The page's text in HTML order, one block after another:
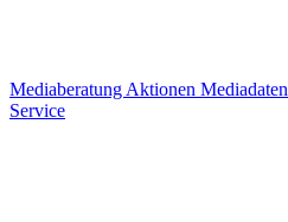
Mediaberatung Aktionen Mediadaten
Service